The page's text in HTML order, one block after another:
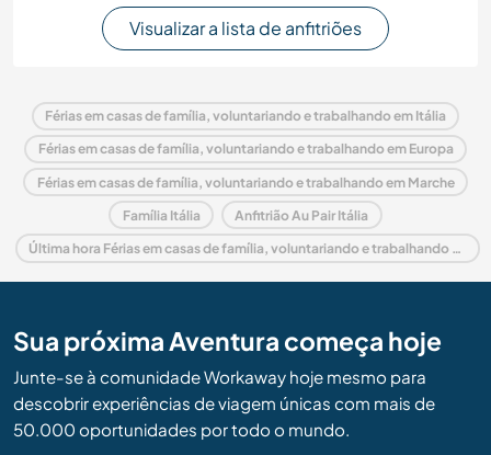
Visualizar a lista de anfitriões
Férias em casas de família, voluntariando e trabalhando em Itália
Férias em casas de família, voluntariando e trabalhando em Europa
Férias em casas de família, voluntariando e trabalhando em Marche
Família Itália Anfitrião Au Pair Itália
Última hora Férias em casas de família, voluntariando e trabalhando em Itália
Sua próxima Aventura começa hoje
Junte-se à comunidade Workaway hoje mesmo para
descobrir experiências de viagem únicas com mais de
50.000 oportunidades por todo o mundo.